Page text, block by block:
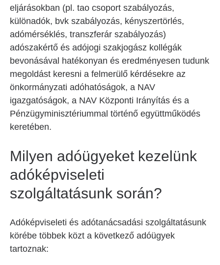
eljárásokban (pl. tao csoport szabályozás,
különadók, bvk szabályozás, kényszertörlés,
adómérséklés, transzferár szabályozás)
adószakértő és adójogi szakjogász kollégák
bevonásával hatékonyan és eredményesen tudunk
megoldást keresni a felmerülő kérdésekre az
önkormányzati adóhatóságok, a NAV
igazgatóságok, a NAV Központi Irányítás és a
Pénzügyminisztériummal történő együttműködés
keretében.
Milyen adóügyeket kezelünk
adóképviseleti
szolgáltatásunk során?
Adóképviseleti és adótanácsadási szolgáltatásunk
körébe többek közt a következő adóügyek
tartoznak: